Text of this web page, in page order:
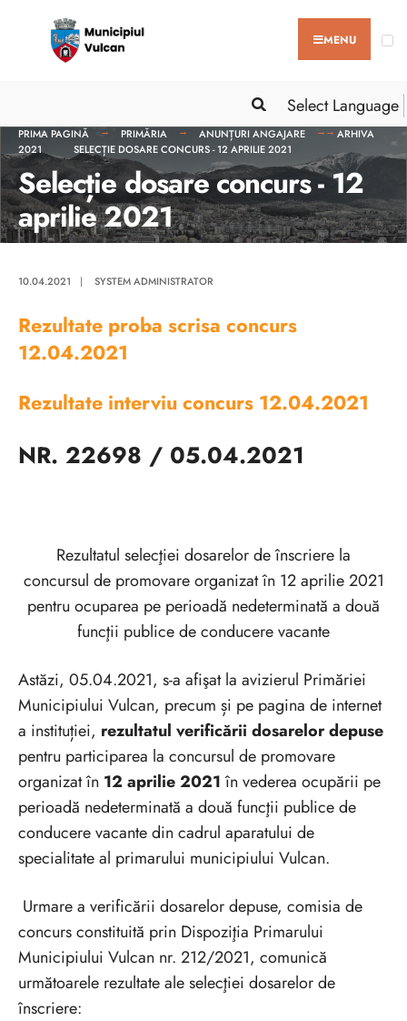
MENU
Select Language
PRIMA PAGINĂ PRIMĂRIA ANUNȚURI ANGAJARE
ARHIVA
2021
SELECȚIE DOSARE CONCURS - 12 APRILIE 2021
Selecție dosare concurs - 12
aprilie 2021
10.04.2021 | SYSTEM ADMINISTRATOR
Rezultate proba scrisa concurs
12.04.2021
Rezultate interviu concurs 12.04.2021
NR. 22698 / 05.04.2021
Rezultatul selecţiei dosarelor de înscriere la
concursul de promovare organizat în 12 aprilie 2021
pentru ocuparea pe perioadă nedeterminată a două
funcţii publice de conducere vacante
Astăzi, 05.04.2021, s-a afişat la avizierul Primăriei
Municipiului Vulcan, precum și pe pagina de internet
a instituției, rezultatul verificării dosarelor depuse
pentru participarea la concursul de promovare
organizat în 12 aprilie 2021în vederea ocupării pe
perioadă nedeterminată a două funcţii publice de
conducere vacante din cadrul aparatului de
specialitate al primarului municipiului Vulcan.
Urmare a verificării dosarelor depuse, comisia de
concurs constituită prin Dispoziţia Primarului
Municipiului Vulcan nr. 212/2021, comunică
următoarele rezultate ale selecţiei dosarelor de
înscriere: